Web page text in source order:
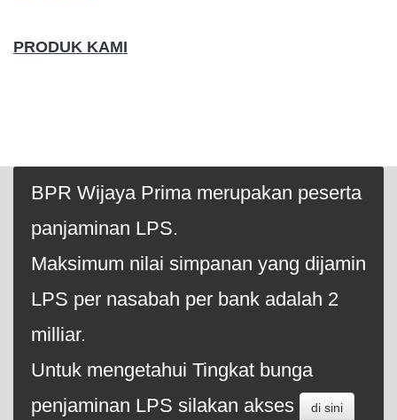
PRODUK KAMI
BPR Wijaya Prima merupakan peserta
panjaminan LPS.
Maksimum nilai simpanan yang dijamin
LPS per nasabah per bank adalah 2
milliar.
Untuk mengetahui Tingkat bunga
penjaminan LPS silakan akses
di sini